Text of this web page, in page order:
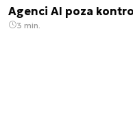
Agenci AI poza
3 min.